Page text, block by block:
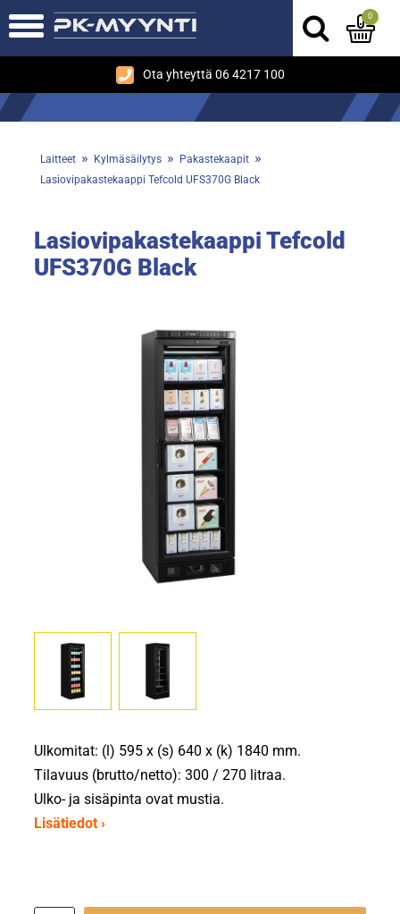
Ota yhteyttä 06 4217 100
0
Laitteet » Kylmäsäilytys » Pakastekaapit »
Lasiovipakastekaappi Tefcold UFS370G Black
Lasiovipakastekaappi Tefcold
UFS370G Black
Ulkomitat: (l) 595 x (s) 640 x (k) 1840 mm.
Tilavuus (brutto/netto): 300 / 270 litraa.
Ulko- ja sisäpinta ovat mustia.
Lisätiedot ›